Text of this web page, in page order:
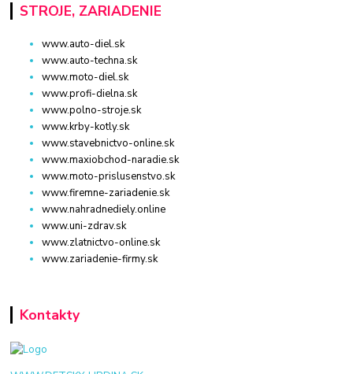
STROJE, ZARIADENIE
www.auto-diel.sk
www.auto-techna.sk
www.moto-diel.sk
www.profi-dielna.sk
www.polno-stroje.sk
www.krby-kotly.sk
www.stavebnictvo-online.sk
www.maxiobchod-naradie.sk
www.moto-prislusenstvo.sk
www.firemne-zariadenie.sk
www.nahradnediely.online
www.uni-zdrav.sk
www.zlatnictvo-online.sk
www.zariadenie-firmy.sk
Kontakty